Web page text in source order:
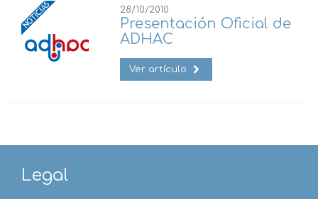
28/10/2010
Presentación Oficial de
ADHAC
Ver artículo
Legal